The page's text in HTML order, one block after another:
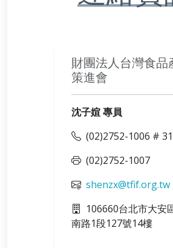
財團法人台灣食品
策進會
沈子媗 專員
(02)2752-1006 #
(02)2752-1007
shenzx@tfif.org.tw
106660台北市大安
南路1段127號14樓